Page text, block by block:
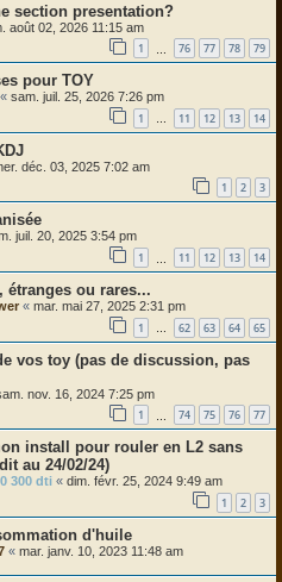
section presentation?
août 02, 2026 11:15 am
1 76 77 78 79
pour TOY
« sam. juil. 25, 2026 7:26 pm
1 … 11 12 13 14
déc. 03, 2025 7:02 am
1 2 3
juil. 20, 2025 3:54 pm
1 11 12 13 14
étranges ou rares...
« mar. mai 27, 2025 2:31 pm
1 … 62 63 64 65
vos toy (pas de discussion, pas
nov. 16, 2024 7:25 pm
1 74 75 76 77
install pour rouler en L2 sans
au 24/02/24)
300 dti « dim. févr. 25, 2024 9:49 am
1 2 3
d'huile
« mar. janv. 10, 2023 11:48 am